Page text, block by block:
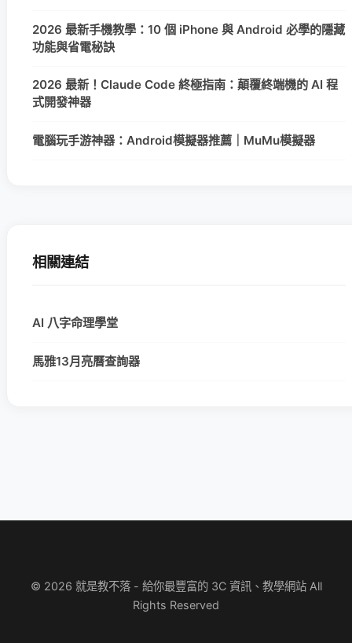
2026 最新手機教學：10 個 iPhone 與 Android 必學的隱藏
功能與省電秘訣
2026 最新！Claude Code 終極指南：顛覆終端機的 AI 程
式開發神器
電腦玩手游神器：Android模擬器推薦｜MuMu模擬器
相關連結
AI 八字命理學堂
馬雅13月亮曆查詢器
© 2026 就是教不落 - 給你最豐富的 3C 資訊、教學網站 All
Rights Reserved